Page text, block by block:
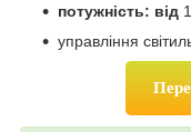
потужність: від
управління